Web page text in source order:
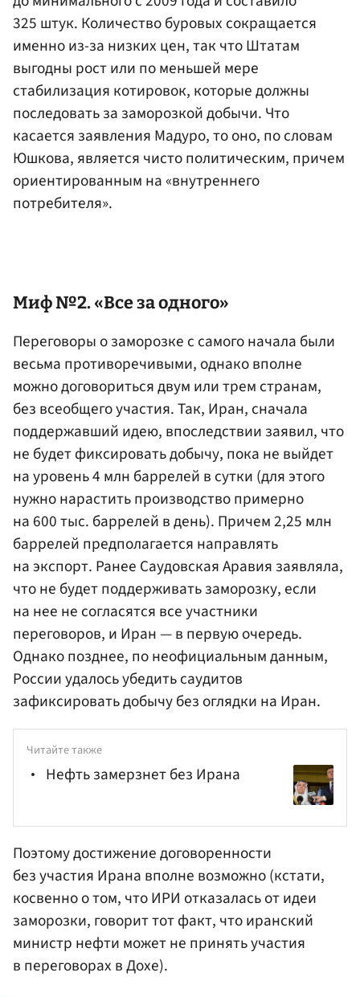
325 штук. Количество буровых сокращается
именно из-за низких цен, так что Штатам
выгодны рост или по меньшей мере
стабилизация котировок, которые должны
последовать за заморозкой добычи. Что
касается заявления Мадуро, то оно, по словам
Юшкова, является чисто политическим, причем
ориентированным на «внутреннего
потребителя».
Миф №2. «Все за одного»
Переговоры о заморозке с самого начала были
весьма противоречивыми, однако вполне
можно договориться двум или трем странам,
без всеобщего участия. Так, Иран, сначала
поддержавший идею, впоследствии заявил, что
не будет фиксировать добычу, пока не выйдет
на уровень 4 млн баррелей в сутки (для этого
нужно нарастить производство примерно
на 600 тыс. баррелей в день). Причем 2,25 млн
баррелей предполагается направлять
на экспорт. Ранее Саудовская Аравия заявляла,
что не будет поддерживать заморозку, если
на нее не согласятся все участники
переговоров, и Иран — в первую очередь.
Однако позднее, по неофициальным данным,
России удалось убедить саудитов
зафиксировать добычу без оглядки на Иран.
Читайте также
Нефть замерзнет без Ирана
Поэтому достижение договоренности
без участия Ирана вполне возможно (кстати,
косвенно о том, что ИРИ отказалась от идеи
заморозки, говорит тот факт, что иранский
министр нефти может не принять участия
в переговорах в Дохе).